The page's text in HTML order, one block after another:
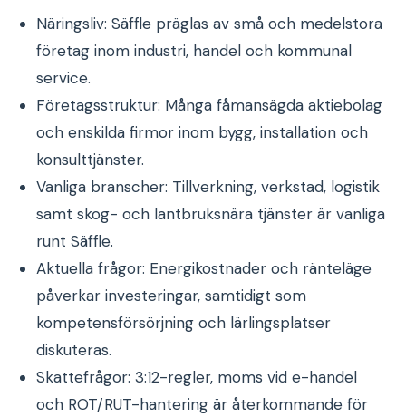
Näringsliv: Säffle präglas av små och medelstora
företag inom industri, handel och kommunal
service.
Företagsstruktur: Många fåmansägda aktiebolag
och enskilda firmor inom bygg, installation och
konsulttjänster.
Vanliga branscher: Tillverkning, verkstad, logistik
samt skog- och lantbruksnära tjänster är vanliga
runt Säffle.
Aktuella frågor: Energikostnader och ränteläge
påverkar investeringar, samtidigt som
kompetensförsörjning och lärlingsplatser
diskuteras.
Skattefrågor: 3:12-regler, moms vid e-handel
och ROT/RUT-hantering är återkommande för